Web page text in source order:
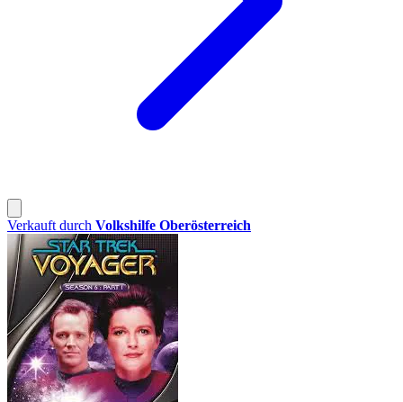
Verkauft durch Volkshilfe Oberösterreich